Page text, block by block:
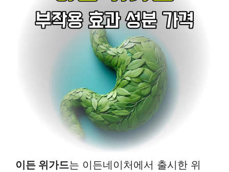
이든 위가드는 이든네이처에서 출시한 위